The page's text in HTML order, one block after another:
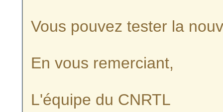
Vous pouvez tester la
En vous remerciant,
L'équipe du CNRTL